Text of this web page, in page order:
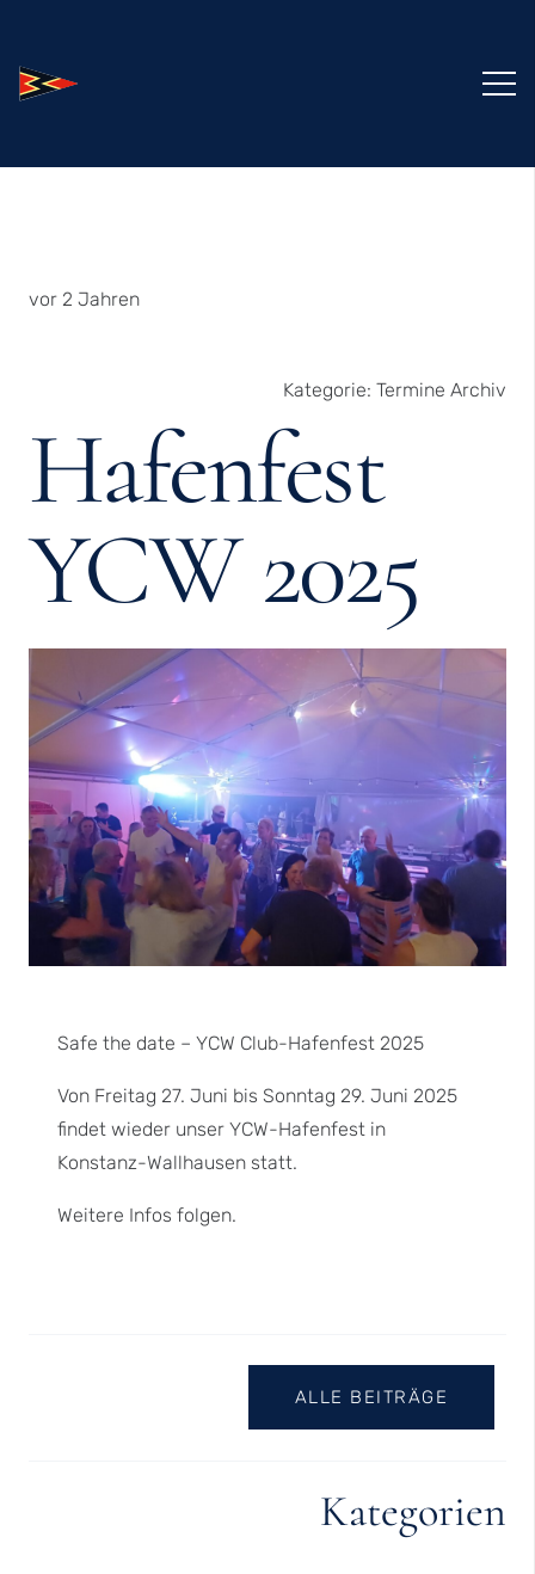
vor 2 Jahren
Kategorie: Termine Archiv
Hafenfest
YCW 2025
Safe the date – YCW Club-Hafenfest 2025
Von Freitag 27. Juni bis Sonntag 29. Juni 2025
findet wieder unser YCW-Hafenfest in
Konstanz-Wallhausen statt.
Weitere Infos folgen.
ALLE BEITRÄGE
Kategorien